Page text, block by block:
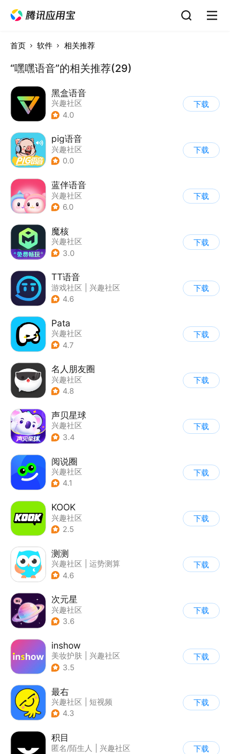
首页 软件 相关推荐
“嘿嘿语音”的相关推荐(29)
黑盒语音
兴趣社区
4.0
下载
pig语音
兴趣社区
0.0
下载
蓝伴语音
兴趣社区
6.0
下载
魔核
兴趣社区
3.0
下载
TT语音
游戏社区
兴趣社区
4.6
下载
Pata
兴趣社区
4.7
下载
名人朋友圈
兴趣社区
4.8
下载
声贝星球
兴趣社区
3.4
下载
阅说圈
兴趣社区
4.1
下载
KOOK
兴趣社区
2.5
下载
测测
兴趣社区
运势测算
4.6
下载
次元星
兴趣社区
3.6
下载
inshow
美妆护肤
兴趣社区
3.5
下载
最右
兴趣社区
短视频
4.3
下载
积目
匿名/陌生人
兴趣社区
下载